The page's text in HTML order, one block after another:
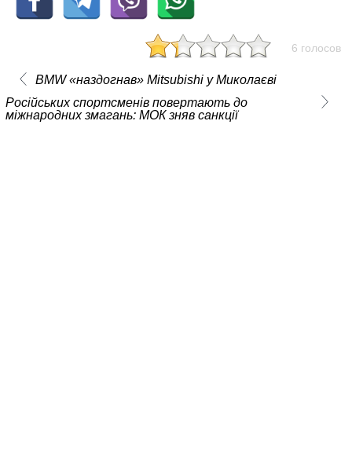
6 голосов
BMW «наздогнав» Mitsubishi у Миколаєві
Російських спортсменів повертають до
міжнародних змагань: МОК зняв санкції